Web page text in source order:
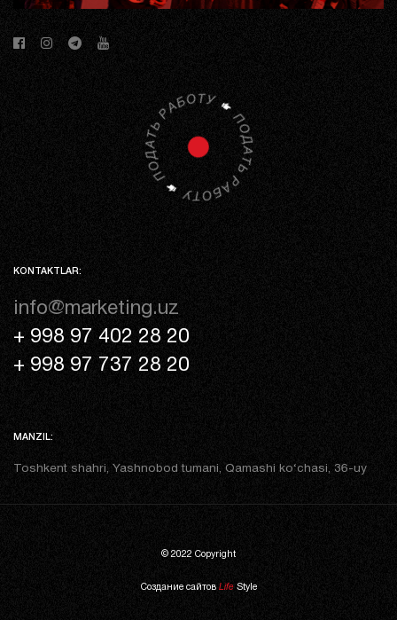
KONTAKTLAR:
info@marketing.uz
+ 998 97 402 28 20
+ 998 97 737 28 20
MANZIL:
Toshkent shahri, Yashnobod tumani, Qamashi ko‘chasi, 36-uy
© 2022 Copyright
Создание сайтов LifeStyle